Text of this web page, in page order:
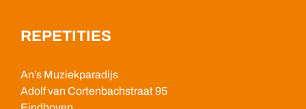
REPETITIES
An’s Muziekparadijs
Adolf van Cortenbachstraat 95